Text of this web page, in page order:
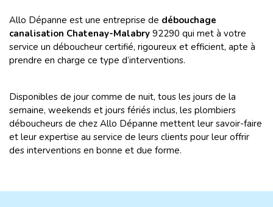
Allo Dépanne est une entreprise de débouchage
canalisation Chatenay-Malabry 92290 qui met à votre
service un déboucheur certifié, rigoureux et efficient, apte à
prendre en charge ce type d’interventions.
Disponibles de jour comme de nuit, tous les jours de la
semaine, weekends et jours fériés inclus, les plombiers
déboucheurs de chez Allo Dépanne mettent leur savoir-faire
et leur expertise au service de leurs clients pour leur offrir
des interventions en bonne et due forme.